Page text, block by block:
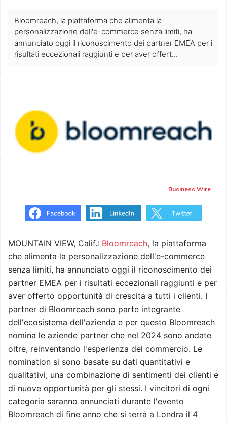
Bloomreach, la piattaforma che alimenta la
personalizzazione dell'e-commerce senza limiti, ha
annunciato oggi il riconoscimento dei partner EMEA per i
risultati eccezionali raggiunti e per aver offert...
Business Wire
MOUNTAIN VIEW, Calif.: Bloomreach, la piattaforma
che alimenta la personalizzazione dell'e-commerce
senza limiti, ha annunciato oggi il riconoscimento dei
partner EMEA per i risultati eccezionali raggiunti e per
aver offerto opportunità di crescita a tutti i clienti. I
partner di Bloomreach sono parte integrante
dell'ecosistema dell'azienda e per questo Bloomreach
nomina le aziende partner che nel 2024 sono andate
oltre, reinventando l'esperienza del commercio. Le
nomination si sono basate su dati quantitativi e
qualitativi, una combinazione di sentimenti dei clienti e
di nuove opportunità per gli stessi. I vincitori di ogni
categoria saranno annunciati durante l'evento
Bloomreach di fine anno che si terrà a Londra il 4